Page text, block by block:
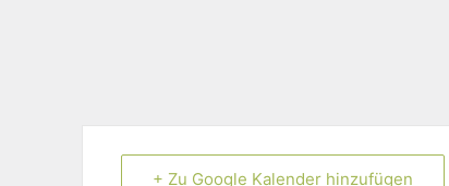
+ Zu Google Kalender hinzufügen